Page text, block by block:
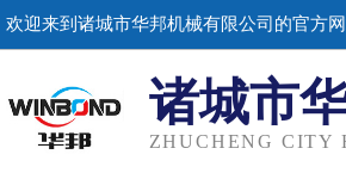
欢迎来到诸城市华邦机械有限公司的官方网
诸城市
ZHUCHENG CITY